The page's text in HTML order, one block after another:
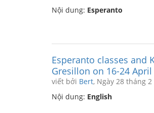
Nội dung: Esperanto
Esperanto classes and
Gresillon on 16-24 April
viết bởi Bert, Ngày 28 tháng 2
Nội dung: English